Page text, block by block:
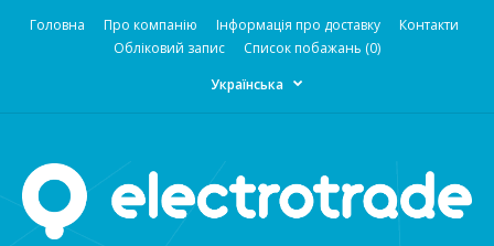
Головна Про компанію Інформація про доставку
Контакти
Обліковий запис
Список побажань (0)
Українська